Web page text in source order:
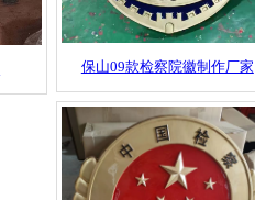
保山09款检察院徽制作厂家